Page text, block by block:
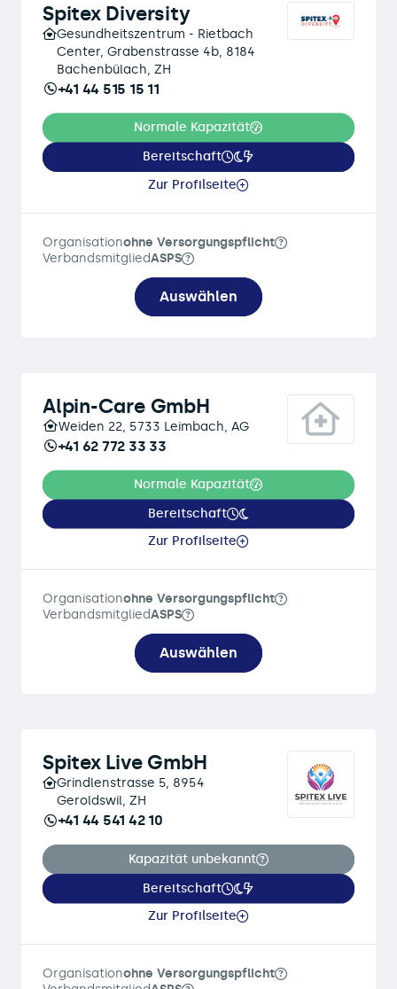
Spitex Diversity
Gesundheitszentrum - Rietbach
Center, Grabenstrasse 4b, 8184
Bachenbülach, ZH
+41 44 515 15 11
Normale Kapazität
Bereitschaft
Zur Profilseite
Organisationohne Versorgungspflicht
VerbandsmitgliedASPS
Auswählen
Alpin-Care GmbH
Weiden 22, 5733 Leimbach, AG
+41 62 772 33 33
Normale Kapazität
Bereitschaft
Zur Profilseite
Organisationohne Versorgungspflicht
VerbandsmitgliedASPS
Auswählen
Spitex Live GmbH
Grindlenstrasse 5, 8954
Geroldswil, ZH
+41 44 541 42 10
Kapazität unbekannt
Bereitschaft
Zur Profilseite
Organisationohne Versorgungspflicht